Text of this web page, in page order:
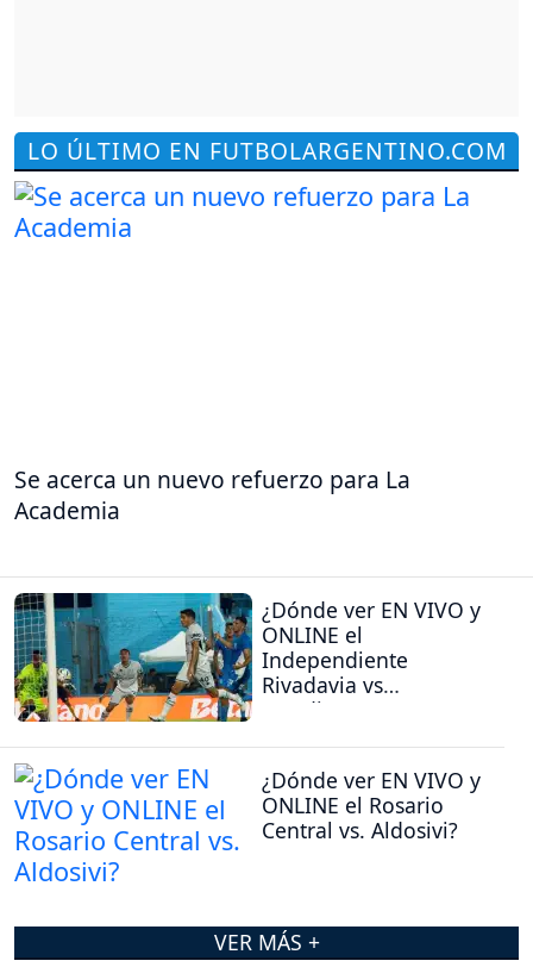
LO ÚLTIMO EN FUTBOLARGENTINO.COM
Se acerca un nuevo refuerzo para La
Academia
¿Dónde ver EN VIVO y
ONLINE el
Independiente
Rivadavia vs
Estudiantes (RC)?
¿Dónde ver EN VIVO y
ONLINE el Rosario
Central vs. Aldosivi?
VER MÁS +